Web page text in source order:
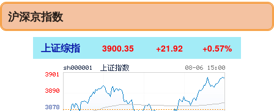
沪深京指数
上证综指 3900.35 +21.92 +0.57%